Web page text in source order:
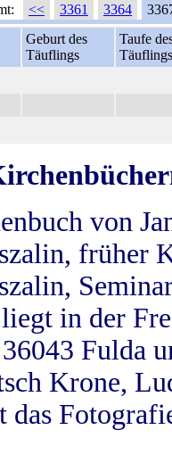
<< 3361 3364
Geburt des
Täuflings
Taufe
Täuflings
von
früher
in der
Fulda
Krone,